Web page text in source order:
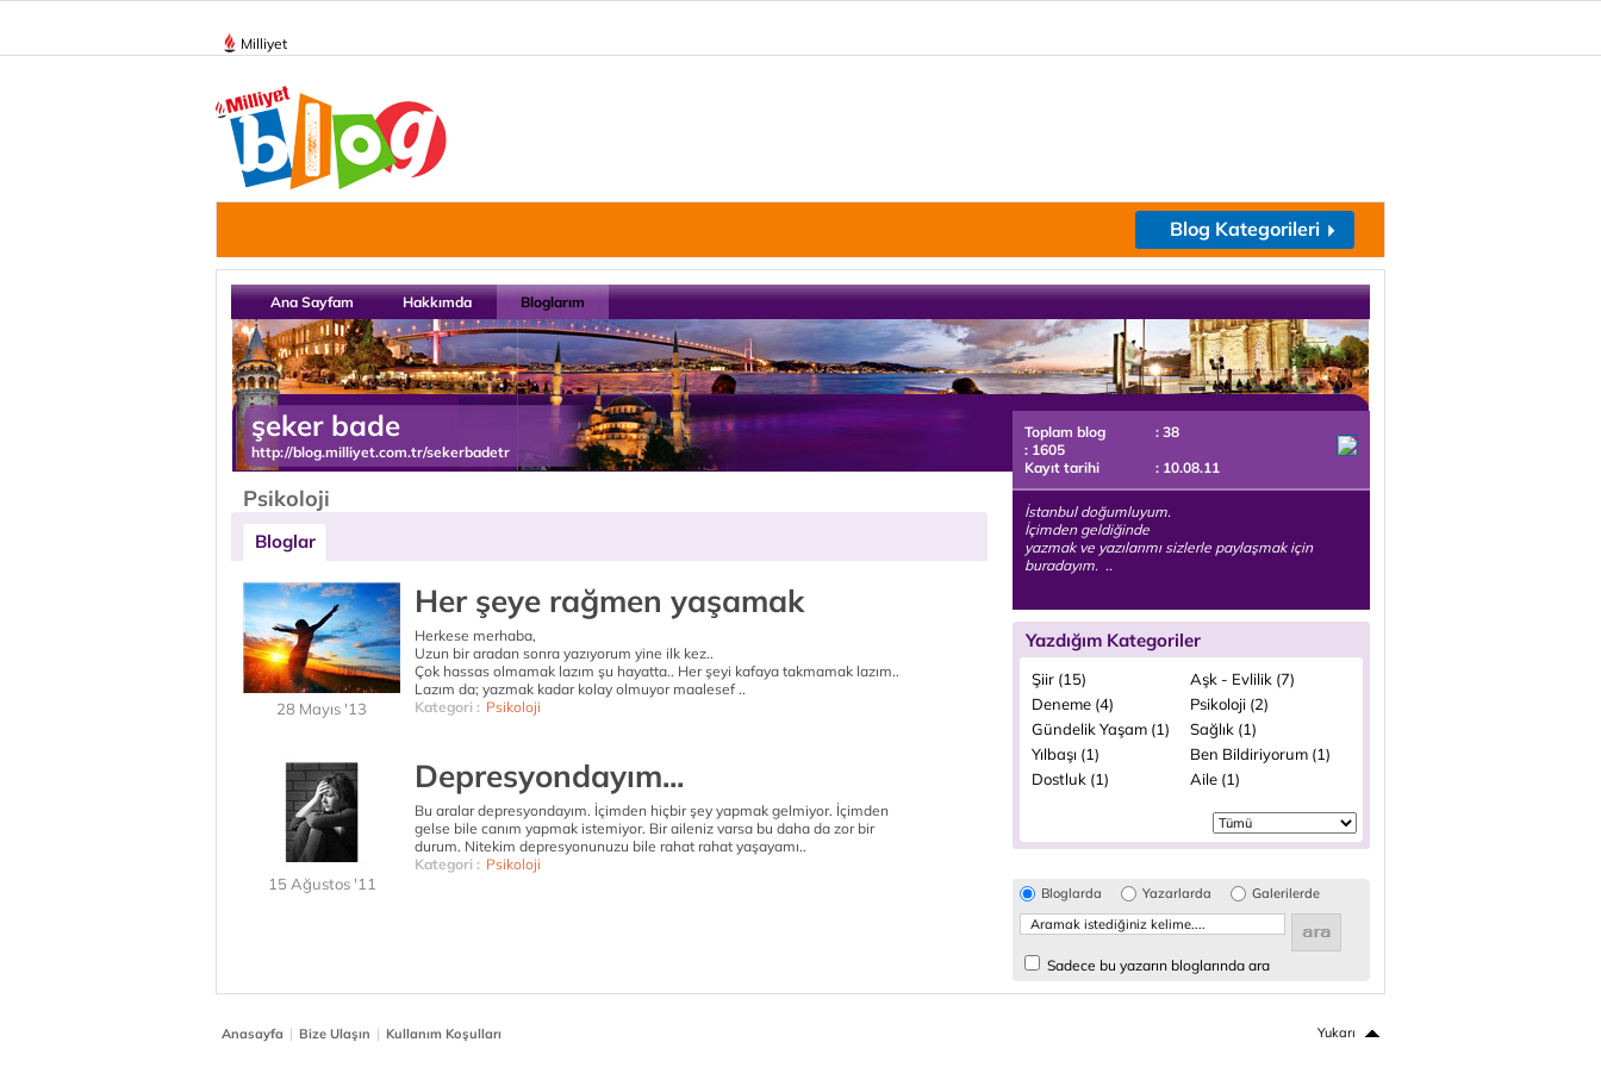
Milliyet
Blog Kategorileri
Ana Sayfam Hakkımda Bloglarım
şeker bade
http://blog.milliyet.com.tr/sekerbadetr
Psikoloji
Bloglar
28 Mayıs '13
Her şeye rağmen yaşamak
Herkese merhaba,
Uzun bir aradan sonra yazıyorum yine ilk kez..
Çok hassas olmamak lazım şu hayatta.. Her şeyi kafaya takmamak lazım..
Lazım da; yazmak kadar kolay olmuyor maalesef ..
Kategori : Psikoloji
15 Ağustos '11
Depresyondayım...
Bu aralar depresyondayım. İçimden hiçbir şey yapmak gelmiyor. İçimden
gelse bile canım yapmak istemiyor. Bir aileniz varsa bu daha da zor bir
durum. Nitekim depresyonunuzu bile rahat rahat yaşayamı..
Kategori : Psikoloji
Toplam blog
: 38
: 1605
Kayıt tarihi
: 10.08.11
İstanbul doğumluyum.
İçimden geldiğinde
yazmak ve yazılarımı sizlerle paylaşmak için
buradayım. ..
Yazdığım Kategoriler
Şiir (15)
Aşk - Evlilik (7)
Deneme (4)
Psikoloji (2)
Gündelik Yaşam (1)
Sağlık (1)
Yılbaşı (1)
Ben Bildiriyorum (1)
Dostluk (1)
Aile (1)
Bloglarda Yazarlarda Galerilerde
Sadece bu yazarın bloglarında ara
Anasayfa | Bize Ulaşın | Kullanım Koşulları Yukarı